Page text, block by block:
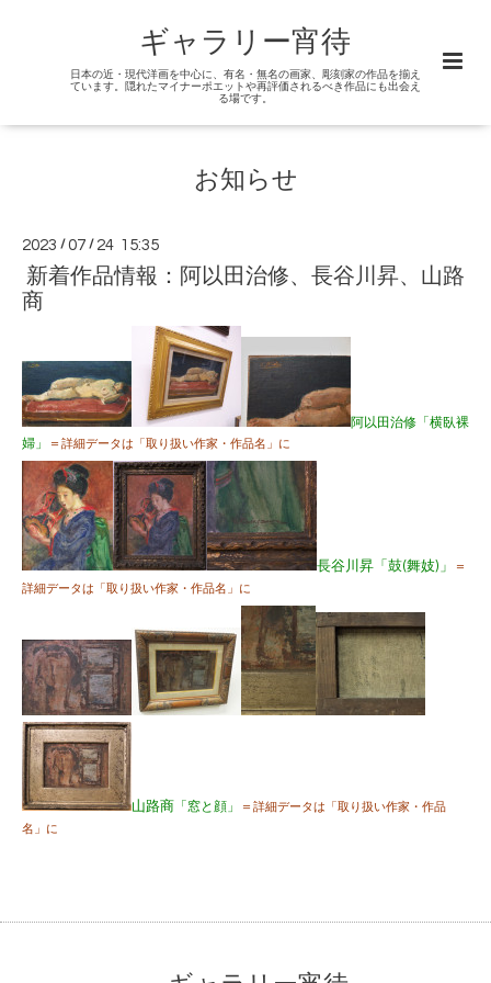
ギャラリー宵待
日本の近・現代洋画を中心に、有名・無名の画家、彫刻家の作品を揃え
ています。隠れたマイナーポエットや再評価されるべき作品にも出会え
る場です。
お知らせ
2023 /07 / 24 15:35
新着作品情報：阿以田治修、長谷川昇、山路
商
阿以田治修「横臥裸
婦」
＝ 詳細データは「取り扱い作家・作品名」に
長谷川昇 「鼓(舞妓) 」 ＝
詳細データは「取り扱い作家・作品名」に
山路商 「窓と顔」 ＝ 詳細データは「取り扱い作家・作品
名」に